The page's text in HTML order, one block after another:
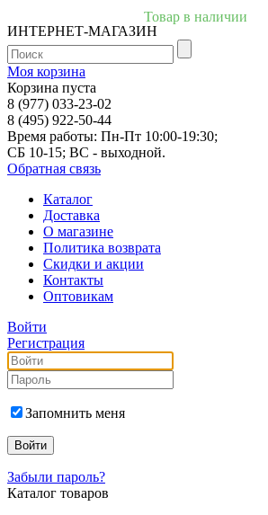
ИНТЕРНЕТ-МАГАЗИН
Моя корзина
Корзина пуста
8 (977) 033-23-02
8 (495) 922-50-44
Время работы: Пн-Пт 10:00-19:30;
СБ 10-15; ВС - выходной.
Обратная связь
Каталог
Доставка
О магазине
Политика возврата
Скидки и акции
Контакты
Оптовикам
Войти
Регистрация
Запомнить меня
Забыли пароль?
Каталог товаров
Товар в наличии